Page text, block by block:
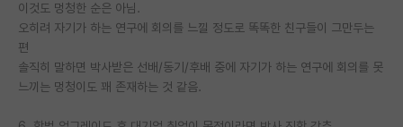
이것도 멍청한 순은 아님.
오히려 자기가 하는 연구에 회의를 느낄 정도로 똑똑한 친구들이 그만두는
편
솔직히 말하면 박사받은 선배/동기/후배 중에 자기가 하는 연구에 회의를 못
느끼는 멍청이도 꽤 존재하는 것 같음.